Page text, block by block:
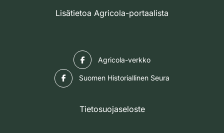
Lisätietoa Agricola-portaalista
Agricola-verkko
Suomen Historiallinen Seura
Tietosuojaseloste